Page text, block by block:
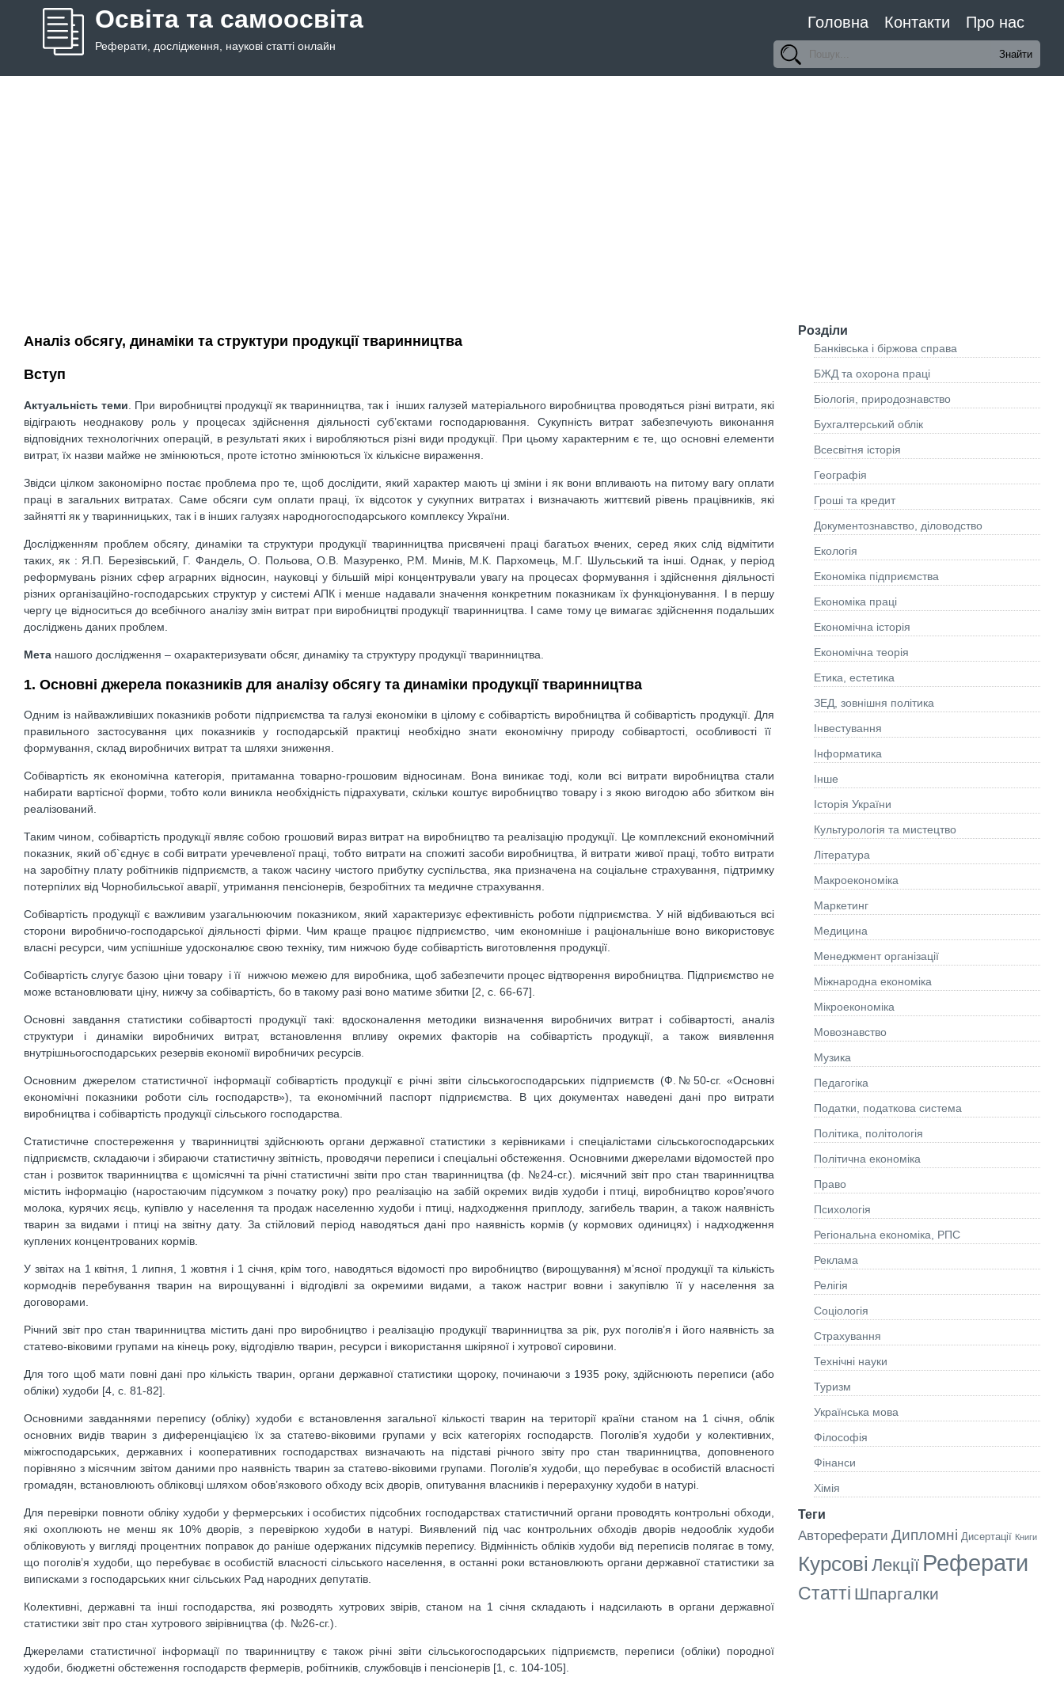
Освіта та самоосвіта
Реферати, дослідження, наукові статті онлайн
Головна Контакти Про нас
Аналіз обсягу, динаміки та структури продукції тваринництва
Вступ
Актуальність теми . При виробництві продукції як тваринництва, так і інших галузей матеріального виробництва проводяться різні витрати, які
відіграють неоднакову роль у процесах здійснення діяльності суб’єктами господарювання. Сукупність витрат забезпечують виконання
відповідних технологічних операцій, в результаті яких і виробляються різні види продукції. При цьому характерним є те, що основні елементи
витрат, їх назви майже не змінюються, проте істотно змінюються їх кількісне вираження.
Звідси цілком закономірно постає проблема про те, щоб дослідити, який характер мають ці зміни і як вони впливають на питому вагу оплати
праці в загальних витратах. Саме обсяги сум оплати праці, їх відсоток у сукупних витратах і визначають життєвий рівень працівників, які
зайнятті як у тваринницьких, так і в інших галузях народногосподарського комплексу України.
Дослідженням проблем обсягу, динаміки та структури продукції тваринництва присвячені праці багатьох вчених, серед яких слід відмітити
таких, як : Я.П. Березівський, Г. Фандель, О. Польова, О.В. Мазуренко, Р.М. Минів, М.К. Пархомець, М.Г. Шульський та інші. Однак, у період
реформувань різних сфер аграрних відносин, науковці у більшій мірі концентрували увагу на процесах формування і здійснення діяльності
різних організаційно-господарських структур у системі АПК і менше надавали значення конкретним показникам їх функціонування. І в першу
чергу це відноситься до всебічного аналізу змін витрат при виробництві продукції тваринництва. І саме тому це вимагає здійснення подальших
досліджень даних проблем.
Мета нашого дослідження – охарактеризувати обсяг, динаміку та структуру продукції тваринництва.
1. Основні джерела показників для аналізу обсягу та динаміки продукції тваринництва
Одним із найважливіших показників роботи підприємства та галузі економіки в цілому є собівартість виробництва й собівартість продукції. Для
правильного застосування цих показників у господарській практиці необхідно знати економічну природу собівартості, особливості її
формування, склад виробничих витрат та шляхи зниження.
Собівартість як економічна категорія, притаманна товарно-грошовим відносинам. Вона виникає тоді, коли всі витрати виробництва стали
набирати вартісної форми, тобто коли виникла необхідність підрахувати, скільки коштує виробництво товару і з якою вигодою або збитком він
реалізований.
Таким чином, собівартість продукції являє собою грошовий вираз витрат на виробництво та реалізацію продукції. Це комплексний економічний
показник, який об`єднує в собі витрати уречевленої праці, тобто витрати на спожиті засоби виробництва, й витрати живої праці, тобто витрати
на заробітну плату робітників підприємств, а також часину чистого прибутку суспільства, яка призначена на соціальне страхування, підтримку
потерпілих від Чорнобильської аварії, утримання пенсіонерів, безробітних та медичне страхування.
Собівартість продукції є важливим узагальнюючим показником, який характеризує ефективність роботи підприємства. У ній відбиваються всі
сторони виробничо-господарської діяльності фірми. Чим краще працює підприємство, чим економніше і раціональніше воно використовує
власні ресурси, чим успішніше удосконалює свою техніку, тим нижчою буде собівартість виготовлення продукції.
Собівартість слугує базою ціни товару і її нижчою межею для виробника, щоб забезпечити процес відтворення виробництва. Підприємство не
може встановлювати ціну, нижчу за собівартість, бо в такому разі воно матиме збитки [2, c. 66-67].
Основні завдання статистики собівартості продукції такі: вдосконалення методики визначення виробничих витрат і собівартості, аналіз
структури і динаміки виробничих витрат, встановлення впливу окремих факторів на собівартість продукції, а також виявлення
внутрішньогосподарських резервів економії виробничих ресурсів.
Основним джерелом статистичної інформації собівартість продукції є річні звіти сільськогосподарських підприємств (Ф.№50-сг. «Основні
економічні показники роботи сіль господарств»), та економічний паспорт підприємства. В цих документах наведені дані про витрати
виробництва і собівартість продукції сільського господарства.
Статистичне спостереження у тваринництві здійснюють органи державної статистики з керівниками і спеціалістами сільськогосподарських
підприємств, складаючи і збираючи статистичну звітність, проводячи переписи і спеціальні обстеження. Основними джерелами відомостей про
стан і розвиток тваринництва є щомісячні та річні статистичні звіти про стан тваринництва (ф. №24-сг.). місячний звіт про стан тваринництва
містить інформацію (наростаючим підсумком з початку року) про реалізацію на забій окремих видів худоби і птиці, виробництво коров’ячого
молока, курячих яєць, купівлю у населення та продаж населенню худоби і птиці, надходження приплоду, загибель тварин, а також наявність
тварин за видами і птиці на звітну дату. За стійловий період наводяться дані про наявність кормів (у кормових одиницях) і надходження
куплених концентрованих кормів.
У звітах на 1 квітня, 1 липня, 1 жовтня і 1 січня, крім того, наводяться відомості про виробництво (вирощування) м’ясної продукції та кількість
кормоднів перебування тварин на вирощуванні і відгодівлі за окремими видами, а також настриг вовни і закупівлю її у населення за
договорами.
Річний звіт про стан тваринництва містить дані про виробництво і реалізацію продукції тваринництва за рік, рух поголів’я і його наявність за
статево-віковими групами на кінець року, відгодівлю тварин, ресурси і використання шкіряної і хутрової сировини.
Для того щоб мати повні дані про кількість тварин, органи державної статистики щороку, починаючи з 1935 року, здійснюють переписи (або
обліки) худоби [4, c. 81-82].
Основними завданнями перепису (обліку) худоби є встановлення загальної кількості тварин на території країни станом на 1 січня, облік
основних видів тварин з диференціацією їх за статево-віковими групами у всіх категоріях господарств. Поголів’я худоби у колективних,
міжгосподарських, державних і кооперативних господарствах визначають на підставі річного звіту про стан тваринництва, доповненого
порівняно з місячним звітом даними про наявність тварин за статево-віковими групами. Поголів’я худоби, що перебуває в особистій власності
громадян, встановлюють обліковці шляхом обов’язкового обходу всіх дворів, опитування власників і перерахунку худоби в натурі.
Для перевірки повноти обліку худоби у фермерських і особистих підсобних господарствах статистичний органи проводять контрольні обходи,
які охоплюють не менш як 10% дворів, з перевіркою худоби в натурі. Виявлений під час контрольних обходів дворів недооблік худоби
обліковують у вигляді процентних поправок до раніше одержаних підсумків перепису. Відмінність обліків худоби від переписів полягає в тому,
що поголів’я худоби, що перебуває в особистій власності сільського населення, в останні роки встановлюють органи державної статистики за
виписками з господарських книг сільських Рад народних депутатів.
Колективні, державні та інші господарства, які розводять хутрових звірів, станом на 1 січня складають і надсилають в органи державної
статистики звіт про стан хутрового звірівництва (ф. №26-сг.).
Джерелами статистичної інформації по тваринництву є також річні звіти сільськогосподарських підприємств, переписи (обліки) породної
худоби, бюджетні обстеження господарств фермерів, робітників, службовців і пенсіонерів [1, c. 104-105].
Розділи
Банківська і біржова справа
БЖД та охорона праці
Біологія, природознавство
Бухгалтерський облік
Всесвітня історія
Географія
Гроші та кредит
Документознавство, діловодство
Екологія
Економіка підприємства
Економіка праці
Економічна історія
Економічна теорія
Етика, естетика
ЗЕД, зовнішня політика
Інвестування
Інформатика
Інше
Історія України
Культурологія та мистецтво
Літературa
Макроекономіка
Маркетинг
Медицина
Менеджмент організації
Міжнародна економіка
Мікроекономіка
Мовознавство
Музика
Педагогіка
Податки, податкова система
Політика, політологія
Політична економіка
Право
Психологія
Регіональна економіка, РПС
Реклама
Релігія
Соціологія
Страхування
Технічні науки
Туризм
Українська мова
Філософія
Фінанси
Хімія
Теги
Автореферати Дипломні Дисертації Книги
Курсові Лекції Реферати
Статті Шпаргалки